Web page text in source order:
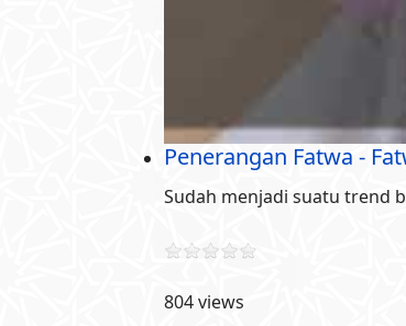
Penerangan Fatwa -
Sudah menjadi suatu trend
804 views